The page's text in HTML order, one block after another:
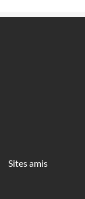
Sites amis